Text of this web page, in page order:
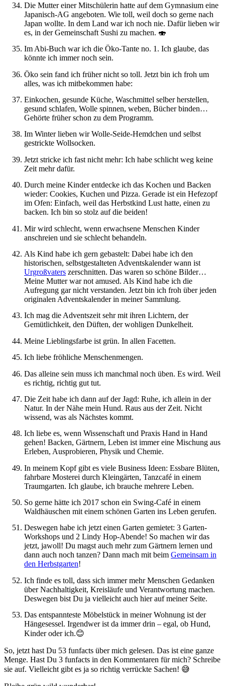
Die Mutter einer Mitschülerin hatte auf dem Gymnasium eine
Japanisch-AG angeboten. Wie toll, weil doch so gerne nach
Japan wollte. In dem Land war ich noch nie. Dafür lieben wir
es, in der Gemeinschaft Sushi zu machen. 🍣
Im Abi-Buch war ich die Öko-Tante no. 1. Ich glaube, das
könnte ich immer noch sein.
Öko sein fand ich früher nicht so toll. Jetzt bin ich froh um
alles, was ich mitbekommen habe:
Einkochen, gesunde Küche, Waschmittel selber herstellen,
gesund schlafen, Wolle spinnen, weben, Bücher binden…
Gehörte früher schon zu dem Programm.
Im Winter lieben wir Wolle-Seide-Hemdchen und selbst
gestrickte Wollsocken.
Jetzt stricke ich fast nicht mehr: Ich habe schlicht weg keine
Zeit mehr dafür.
Durch meine Kinder entdecke ich das Kochen und Backen
wieder: Cookies, Kuchen und Pizza. Gerade ist ein Hefezopf
im Ofen: Einfach, weil das Herbstkind Lust hatte, einen zu
backen. Ich bin so stolz auf die beiden!
Mir wird schlecht, wenn erwachsene Menschen Kinder
anschreien und sie schlecht behandeln.
Als Kind habe ich gern gebastelt: Dabei habe ich den
historischen, selbstgestalteten Adventskalender wann ist
Urgroßvaters zerschnitten. Das waren so schöne Bilder…
Meine Mutter war not amused. Als Kind habe ich die
Aufregung gar nicht verstanden. Jetzt bin ich froh über jeden
originalen Adventskalender in meiner Sammlung.
Ich mag die Adventszeit sehr mit ihren Lichtern, der
Gemütlichkeit, den Düften, der wohligen Dunkelheit.
Meine Lieblingsfarbe ist grün. In allen Facetten.
Ich liebe fröhliche Menschenmengen.
Das alleine sein muss ich manchmal noch üben. Es wird. Weil
es richtig, richtig gut tut.
Die Zeit habe ich dann auf der Jagd: Ruhe, ich allein in der
Natur. In der Nähe mein Hund. Raus aus der Zeit. Nicht
wissend, was als Nächstes kommt.
Ich liebe es, wenn Wissenschaft und Praxis Hand in Hand
gehen! Backen, Gärtnern, Leben ist immer eine Mischung aus
Erleben, Ausprobieren, Physik und Chemie.
In meinem Kopf gibt es viele Business Ideen: Essbare Blüten,
fahrbare Mosterei durch Kleingärten, Tanzcafé in einem
Traumgarten. Ich glaube, ich brauche mehrere Leben.
So gerne hätte ich 2017 schon ein Swing-Café in einem
Waldhäuschen mit einem schönen Garten ins Leben gerufen.
Deswegen habe ich jetzt einen Garten gemietet: 3 Garten-
Workshops und 2 Lindy Hop-Abende! So machen wir das
jetzt, jawoll! Du magst auch mehr zum Gärtnern lernen und
dann auch noch tanzen? Dann mach mit beim Gemeinsam in
den Herbstgarten!
Ich finde es toll, dass sich immer mehr Menschen Gedanken
über Nachhaltigkeit, Kreisläufe und Verantwortung machen.
Deswegen bist Du ja vielleicht auch hier auf meiner Seite.
Das entspannteste Möbelstück in meiner Wohnung ist der
Hängesessel. Irgendwer ist da immer drin – egal, ob Hund,
Kinder oder ich.😊
So, jetzt hast Du 53 funfacts über mich gelesen. Das ist eine ganze
Menge. Hast Du 3 funfacts in den Kommentaren für mich? Schreibe
sie auf. Vielleicht gibt es ja so richtig verrückte Sachen! 😅